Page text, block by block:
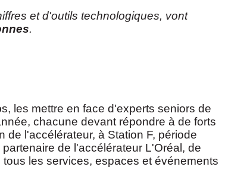
et d'outils technologiques, vont
.
les mettre en face d'experts seniors de
chacune devant répondre à de forts
l'accélérateur, à Station F, période
de l'accélérateur L'Oréal, de
les services, espaces et événements